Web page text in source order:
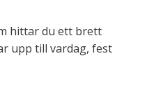
hittar du ett brett
upp till vardag, fest